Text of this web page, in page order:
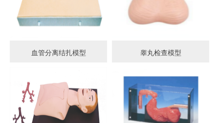
血管分离结扎模型 睾丸检查模型